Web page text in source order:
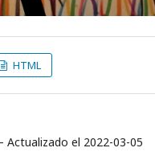
HTML
Actualizado el 2022-03-05